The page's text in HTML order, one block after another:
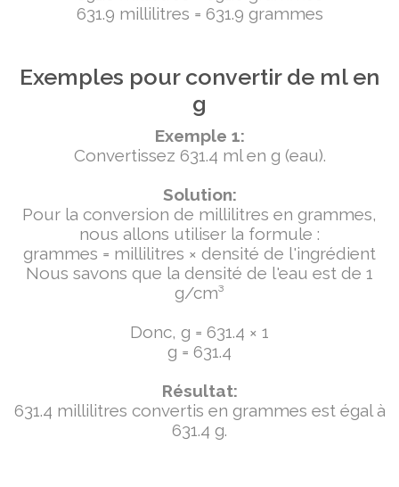
631.9 millilitres = 631.9 grammes
Exemples pour convertir de ml en
g
Exemple 1:
Convertissez 631.4 ml en g (eau).
Solution:
Pour la conversion de millilitres en grammes,
nous allons utiliser la formule :
grammes = millilitres × densité de l'ingrédient
Nous savons que la densité de l'eau est de 1
g/cm³
Donc, g = 631.4 × 1
g = 631.4
Résultat:
631.4 millilitres convertis en grammes est égal à
631.4 g.